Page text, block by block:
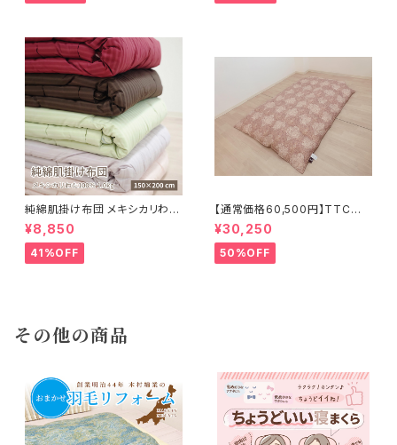
純綿肌掛け布団 メキシカリわた
1.0kg【ストライプサテン】
¥8,850
41%OFF
【通常価格60,500円】TTC立
体 羽毛ふとん ダウン85％ 1.2k
g 150×210cm
¥30,250
50%OFF
その他の商品